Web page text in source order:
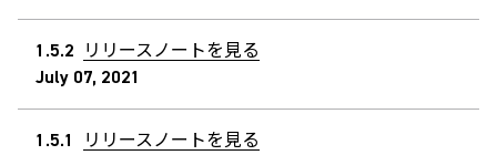
1.5.2 リリースノートを見る
July 07, 2021
1.5.1
リリースノートを見る